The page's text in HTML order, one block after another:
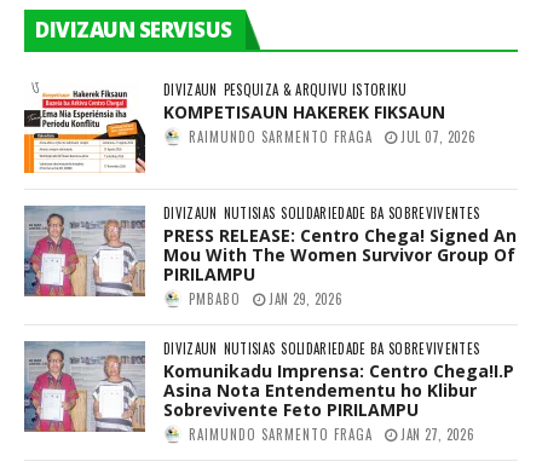
DIVIZAUN SERVISUS
DIVIZAUN PESQUIZA & ARQUIVU ISTORIKU
KOMPETISAUN HAKEREK FIKSAUN
RAIMUNDO SARMENTO FRAGA JUL 07, 2026
DIVIZAUN NUTISIAS SOLIDARIEDADE BA SOBREVIVENTES
PRESS RELEASE: Centro Chega! Signed An
Mou With The Women Survivor Group Of
PIRILAMPU
PMBABO JAN 29, 2026
DIVIZAUN NUTISIAS SOLIDARIEDADE BA SOBREVIVENTES
Komunikadu Imprensa: Centro Chega!I.P
Asina Nota Entendementu ho Klibur
Sobrevivente Feto PIRILAMPU
RAIMUNDO SARMENTO FRAGA JAN 27, 2026